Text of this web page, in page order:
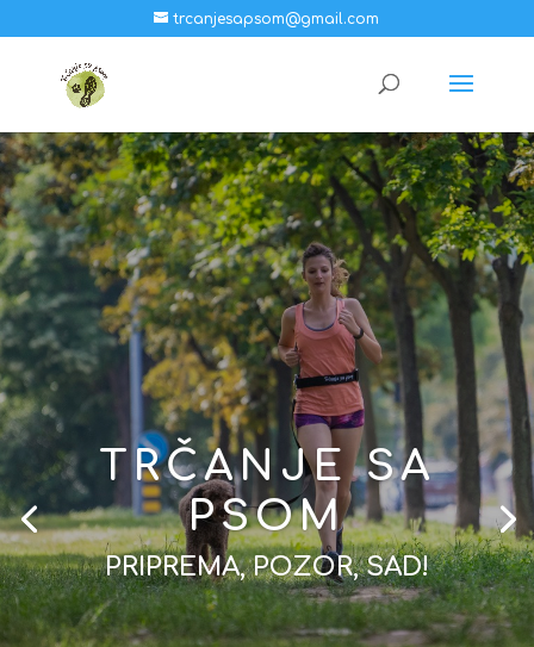
trcanjesapsom@gmail.com
TRČANJE SA
PSOM
PRIPREMA, POZOR, SAD!